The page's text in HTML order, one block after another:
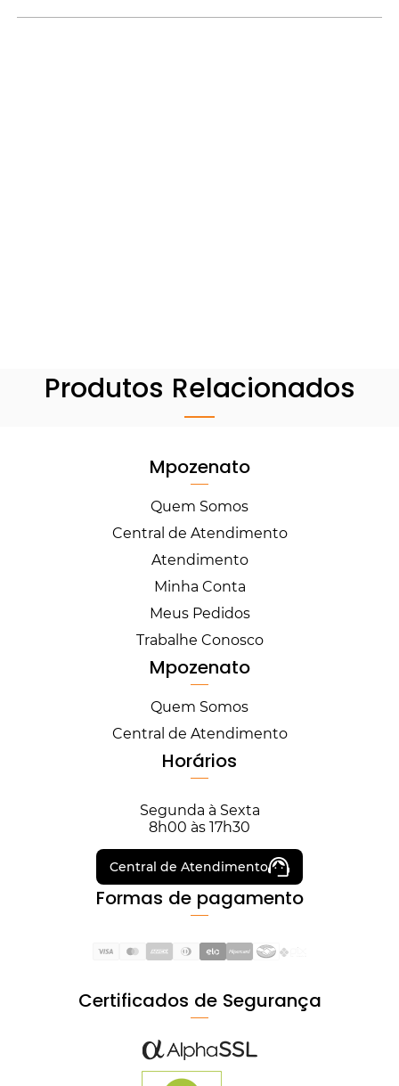
Produtos Relacionados
Mpozenato
Quem Somos
Central de Atendimento
Atendimento
Minha Conta
Meus Pedidos
Trabalhe Conosco
Mpozenato
Quem Somos
Central de Atendimento
Horários
Segunda à Sexta
8h00 às 17h30
Central de Atendimento
Formas de pagamento
Certificados de Segurança